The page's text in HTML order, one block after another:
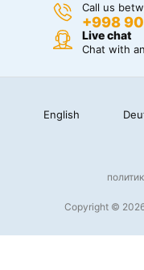
Call us
+998
Live chat
Chat with
English
Copyright ©